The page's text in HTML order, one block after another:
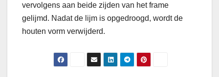
vervolgens aan beide zijden van het frame
gelijmd. Nadat de lijm is opgedroogd, wordt de
houten vorm verwijderd.